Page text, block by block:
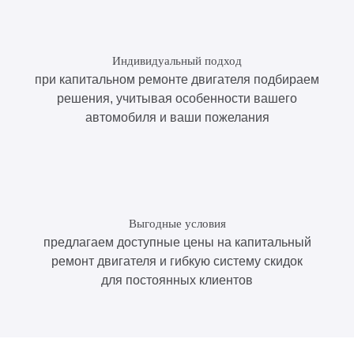
Индивидуальный подход
при капитальном ремонте двигателя подбираем
решения, учитывая особенности вашего
автомобиля и ваши пожелания
Выгодные условия
предлагаем доступные цены на капитальный
ремонт двигателя и гибкую систему скидок
для постоянных клиентов